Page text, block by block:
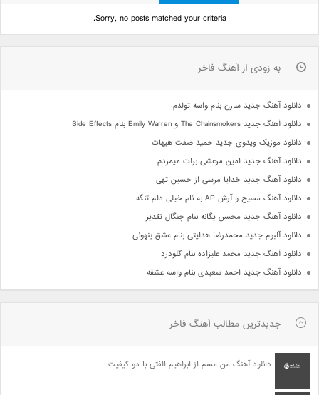
Sorry, no posts matched your criteria.
به زودی از آهنگ فاخر
دانلود آهنگ جدید سارن بنام واسه تولدم
دانلود آهنگ جدید The Chainsmokers و Emily Warren بنام Side Effects
دانلود موزیک ویدوی جدید حمید صفت هیهات
دانلود آهنگ جدید امین مرعشی برات میمردم
دانلود آهنگ جدید خدایا مرسی از حسین تهی
دانلود آهنگ مسیح و آرش AP به نام خیلی دلم تنگه
دانلود آهنگ جدید محسن یگانه بنام چنگال تقدیر
دانلود آلبوم جدید محمدرضا هدایتی بنام عشق پنهونی
دانلود آهنگ جدید محمد علیزاده بنام گلودرد
دانلود آهنگ جدید احمد سعیدی بنام واسه عشقه
جدیدترین مطالب آهنگ فاخر
دانلود آهنگ من مسم از ابراهیم الفتی با دو کیفیت